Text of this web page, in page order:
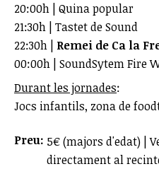
20:00h | Quina popular
21:30h | Tastet de Sound
22:30h | Remei de Ca la
00:00h | SoundSytem Fire
Durant les jornades:
Jocs infantils, zona de
Preu: 5€ (majors d'edat) |
directament al